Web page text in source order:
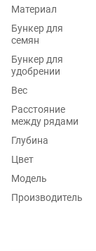
Материал
Бункер для
семян
Бункер для
удобрении
Вес
Расстояние
между рядами
Глубина
Цвет
Модель
Производитель